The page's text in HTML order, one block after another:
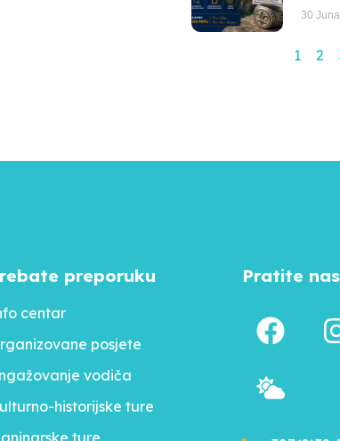
30
1 2
preporuku
centar
posjete
vodiča
historijske ture
ture
Pratite